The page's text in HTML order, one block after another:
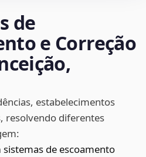
de
e Correção
estabelecimentos
resolvendo diferentes
de escoamento